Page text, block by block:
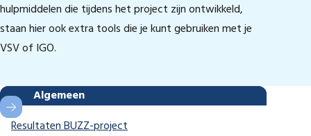
hulpmiddelen die tijdens het project zijn ontwikkeld,
staan hier ook extra tools die je kunt gebruiken met je
VSV of IGO.
Algemeen
Resultaten BUZZ-project(opent in nieuw tabblad)